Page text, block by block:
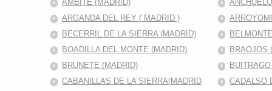
AMBITE (MADRID)
ARGANDA DEL REY ( MADRID )
BECERRIL DE LA SIERRA (MADRID)
BOADILLA DEL MONTE (MADRID)
BRAOJOS
BRUNETE (MADRID)
CABANILLAS DE LA SIERRA(MADRID
CADALSO